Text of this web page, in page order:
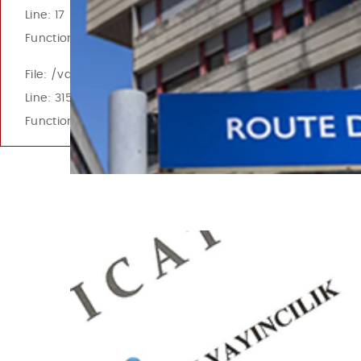
Line: 17
Function: __construct
File: /var/www/vhosts/bandula.net/public_html/
Line: 315
Function: require_once